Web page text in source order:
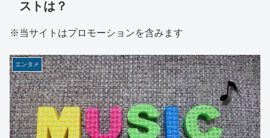
ストは？
※当サイトはプロモーションを含みます
エンタメ